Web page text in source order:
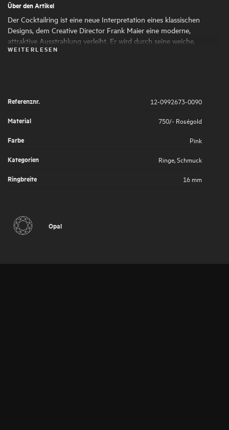
Über den Artikel
Der Cocktailring ist eine neue Interpretation eines klassischen
Designs, dem Creative Director Frank Maier eine moderne,
attraktive Ausstrahlung verleiht. Er wird durch seine weiche,
anschmiegsame Haptik zu einem perfekten Begleiter, dessen
WEITERLESEN
Referenznr.
12-0992673-0090
Material
750/- Roségold
Farbe
Pink
Kategorien
Ringe Schmuck
Ringbreite
16 mm
Opal